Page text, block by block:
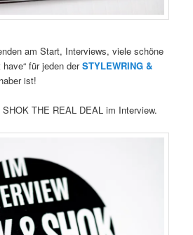
am Start, Interviews, viele schöne
have“ für jeden derSTYLEWRING &
ist!
THE REAL DEAL im Interview.